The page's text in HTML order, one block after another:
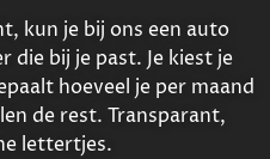
kun je bij ons een auto
die bij je past. Je kiest je
hoeveel je per maand
de rest. Transparant,
lettertjes.